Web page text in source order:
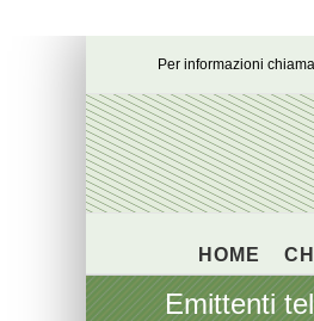
Per informazioni
HOME
Emittenti